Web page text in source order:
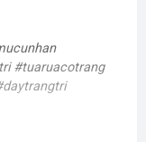
#tuaruacotrang